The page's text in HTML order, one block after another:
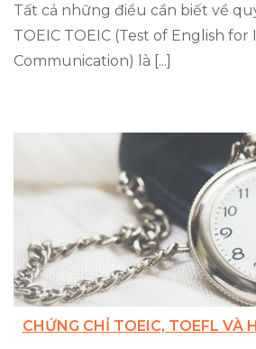
Tất cả những điều cần biết về
TOEIC TOEIC (Test of English for
Communication) là [...]
CHỨNG CHỈ TOEIC, TOEFL VÀ